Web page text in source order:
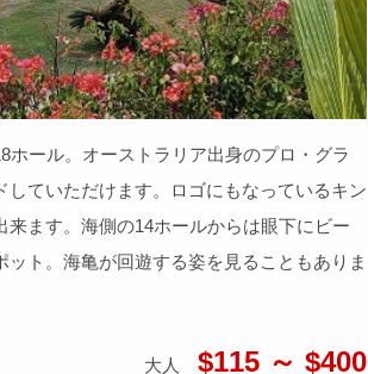
ール。オーストラリア出身のプロ・グラ
ていただけます。ロゴにもなっているキン
ます。海側の14ホールからは眼下にビー
ト。海亀が回遊する姿を見ることもありま
大人 $115 ～ $400